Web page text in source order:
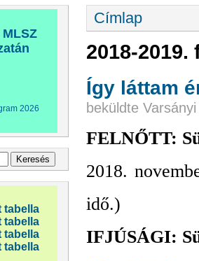
2026
tabella
tabella
tabella
tabella
Jelenlegi hely
Címlap
2018-
Így láttam
beküldte
FELNŐTT:
2018.
idő.)
IFJÚSÁGI: